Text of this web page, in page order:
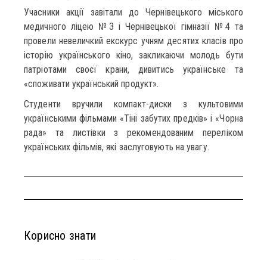
Учасники акції завітали до Чернівецького міського
медичного ліцею №3 і Чернівецької гімназії №4 та
провели невеличкий екскурс учням десятих класів про
історію українського кіно, закликаючи молодь бути
патріотами своєї крани, дивитись українське та
«споживати український продукт».
Студенти вручили компакт-диски з культовими
українськими фільмами «Тіні забутих предків» і «Чорна
рада» та листівки з рекомендованим переліком
українських фільмів, які заслуговують на увагу.
Корисно знати